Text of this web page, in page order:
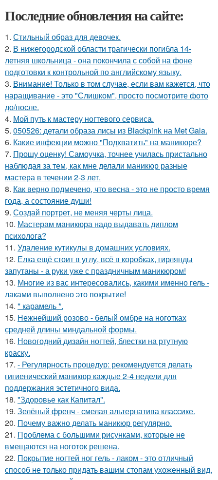
Последние обновления на сайте:
1. Стильный образ для девочек.
2. В нижегородской области трагически погибла 14-
летняя школьница - она покончила с собой на фоне
подготовки к контрольной по английскому языку.
3. Внимание! Только в том случае, если вам кажется, что
наращивание - это "Слишком", просто посмотрите фото
до/после.
4. Мой путь к мастеру ногтевого сервиса.
5. 050526: детали образа лисы из Blackpink на Met Gala.
6. Какие инфекции можно "Подхватить" на маникюре?
7. Прошу оценку! Самоучка, точнее училась пристально
наблюдая за тем, как мне делали маникюр разные
мастера в течении 2-3 лет.
8. Как верно подмечено, что весна - это не просто время
года, а состояние души!
9. Создай портрет, не меняя черты лица.
10. Мастерам маникюра надо выдавать диплом
психолога?
11. Удаление кутикулы в домашних условиях.
12. Елка ещё стоит в углу, всё в коробках, гирлянды
запутаны - а руки уже с праздничным маникюром!
13. Многие из вас интересовались, какими именно гель -
лаками выполнено это покрытие!
14. * карамель *.
15. Нежнейший розово - белый омбре на ноготках
средней длины миндальной формы.
16. Новогодний дизайн ногтей, блестки на ртутную
краску.
17. - Регулярность процедур: рекомендуется делать
гигиенический маникюр каждые 2-4 недели для
поддержания эстетичного вида.
18. "Здоровье как Капитал".
19. Зелёный френч - смелая альтернатива классике.
20. Почему важно делать маникюр регулярно.
21. Проблема с большими рисунками, которые не
вмещаются на ноготок решена.
22. Покрытие ногтей ног гель - лаком - это отличный
способ не только придать вашим стопам ухоженный вид,